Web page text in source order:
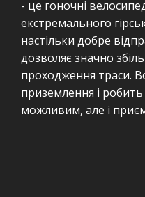
- це гоночні
екстремального
настільки добре
дозволяє значно
проходження траси.
приземлення і робить
можливим, але і